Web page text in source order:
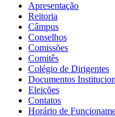
Apresentação
Reitoria
Câmpus
Conselhos
Comissões
Comitês
Colégio de Dirigentes
Documentos
Eleições
Contatos
Horário de